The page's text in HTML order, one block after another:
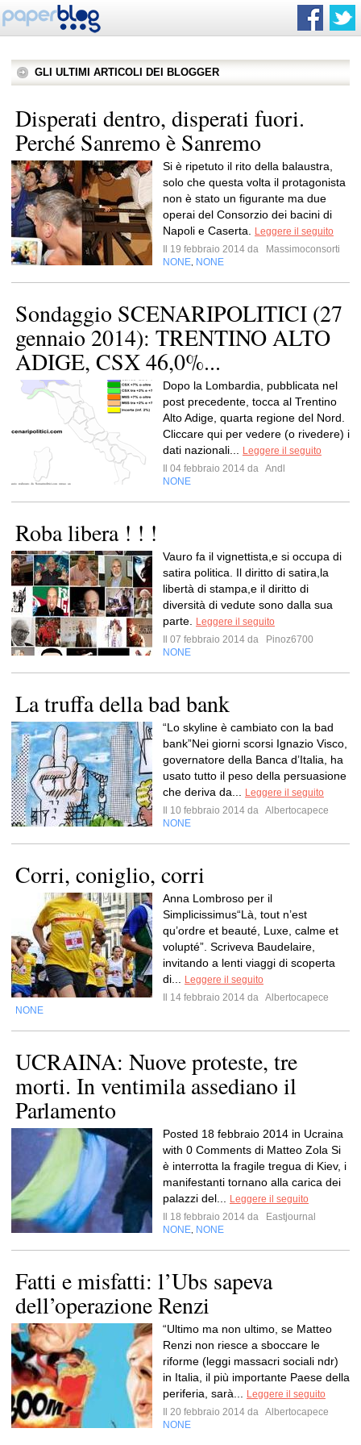
GLI ULTIMI ARTICOLI DEI BLOGGER
Disperati dentro, disperati fuori.
Perché Sanremo è Sanremo
Si è ripetuto il rito della balaustra,
solo che questa volta il protagonista
non è stato un figurante ma due
operai del Consorzio dei bacini di
Napoli e Caserta.
Leggere il seguito
Il 19 febbraio 2014 da
Massimoconsorti
NONE NONE
Sondaggio SCENARIPOLITICI (27
gennaio 2014): TRENTINO ALTO
ADIGE, CSX 46,0%...
Dopo la Lombardia, pubblicata nel
post precedente, tocca al Trentino
Alto Adige, quarta regione del Nord.
Cliccare qui per vedere (o rivedere) i
dati nazionali...
Leggere il seguito
Il 04 febbraio 2014 da Andl
NONE
Roba libera ! ! !
Vauro fa il vignettista,e si occupa di
satira politica. Il diritto di satira,la
libertà di stampa,e il diritto di
diversità di vedute sono dalla sua
parte.
Leggere il seguito
Il 07 febbraio 2014 da
Pinoz6700
NONE
La truffa della bad bank
“Lo skyline è cambiato con la bad
bank”Nei giorni scorsi Ignazio Visco,
governatore della Banca d’Italia, ha
usato tutto il peso della persuasione
che deriva da...
Leggere il seguito
Il 10 febbraio 2014 da Albertocapece
NONE
Corri, coniglio, corri
Anna Lombroso per il
Simplicissimus“Là, tout n’est
qu’ordre et beauté, Luxe, calme et
volupté”. Scriveva Baudelaire,
invitando a lenti viaggi di scoperta
di...
Leggere il seguito
Il 14 febbraio 2014 da Albertocapece
NONE
UCRAINA: Nuove proteste, tre
morti. In ventimila assediano il
Parlamento
Posted 18 febbraio 2014 in Ucraina
with 0 Comments di Matteo Zola Si
è interrotta la fragile tregua di Kiev, i
manifestanti tornano alla carica dei
palazzi del...
Leggere il seguito
Il 18 febbraio 2014 da
Eastjournal
NONE NONE
Fatti e misfatti: l’Ubs sapeva
dell’operazione Renzi
“Ultimo ma non ultimo, se Matteo
Renzi non riesce a sboccare le
riforme (leggi massacri sociali ndr)
in Italia, il più importante Paese della
periferia, sarà...
Leggere il seguito
Il 20 febbraio 2014 da Albertocapece
NONE